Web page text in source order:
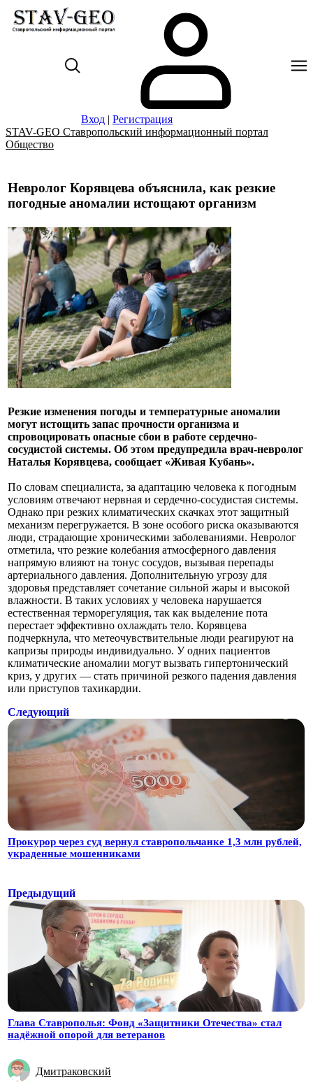
Вход | Регистрация
STAV-GEO Ставропольский информационный портал
Общество
Невролог Корявцева объяснила, как резкие
погодные аномалии истощают организм
Резкие изменения погоды и температурные аномалии
могут истощить запас прочности организма и
спровоцировать опасные сбои в работе сердечно-
сосудистой системы. Об этом предупредила врач-невролог
Наталья Корявцева, сообщает «Живая Кубань».
По словам специалиста, за адаптацию человека к погодным
условиям отвечают нервная и сердечно-сосудистая системы.
Однако при резких климатических скачках этот защитный
механизм перегружается. В зоне особого риска оказываются
люди, страдающие хроническими заболеваниями. Невролог
отметила, что резкие колебания атмосферного давления
напрямую влияют на тонус сосудов, вызывая перепады
артериального давления. Дополнительную угрозу для
здоровья представляет сочетание сильной жары и высокой
влажности. В таких условиях у человека нарушается
естественная терморегуляция, так как выделение пота
перестает эффективно охлаждать тело. Корявцева
подчеркнула, что метеочувствительные люди реагируют на
капризы природы индивидуально. У одних пациентов
климатические аномалии могут вызвать гипертонический
криз, у других — стать причиной резкого падения давления
или приступов тахикардии.
Следующий
Прокурор через суд вернул ставропольчанке 1,3 млн рублей,
украденные мошенниками
Предыдущий
Глава Ставрополья: Фонд «Защитники Отечества» стал
надёжной опорой для ветеранов
Дмитраковский